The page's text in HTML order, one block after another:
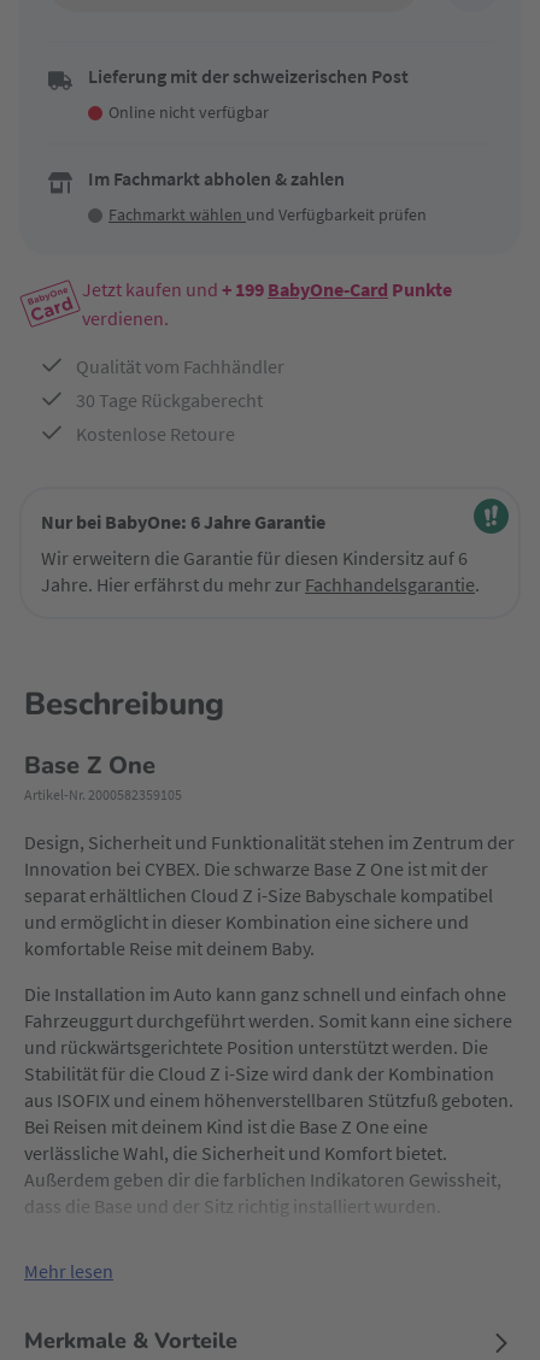
Lieferung mit der schweizerischen Post
Online nicht verfügbar
Im Fachmarkt abholen & zahlen
Fachmarkt wählen und Verfügbarkeit prüfen
Jetzt kaufen und + 199 BabyOne-Card Punkte
verdienen.
Qualität vom Fachhändler
30 Tage Rückgaberecht
Kostenlose Retoure
Nur bei BabyOne: 6 Jahre Garantie
Wir erweitern die Garantie für diesen Kindersitz auf 6
Jahre. Hier erfährst du mehr zur Fachhandelsgarantie.
Beschreibung
Base Z One
Artikel-Nr. 2000582359105
Design, Sicherheit und Funktionalität stehen im Zentrum der
Innovation bei CYBEX. Die schwarze Base Z One ist mit der
separat erhältlichen Cloud Z i-Size Babyschale kompatibel
und ermöglicht in dieser Kombination eine sichere und
komfortable Reise mit deinem Baby.
Die Installation im Auto kann ganz schnell und einfach ohne
Fahrzeuggurt durchgeführt werden. Somit kann eine sichere
und rückwärtsgerichtete Position unterstützt werden. Die
Stabilität für die Cloud Z i-Size wird dank der Kombination
aus ISOFIX und einem höhenverstellbaren Stützfuß geboten.
Bei Reisen mit deinem Kind ist die Base Z One eine
verlässliche Wahl, die Sicherheit und Komfort bietet.
Außerdem geben dir die farblichen Indikatoren Gewissheit,
dass die Base und der Sitz richtig installiert wurden.
Mehr lesen
Merkmale & Vorteile